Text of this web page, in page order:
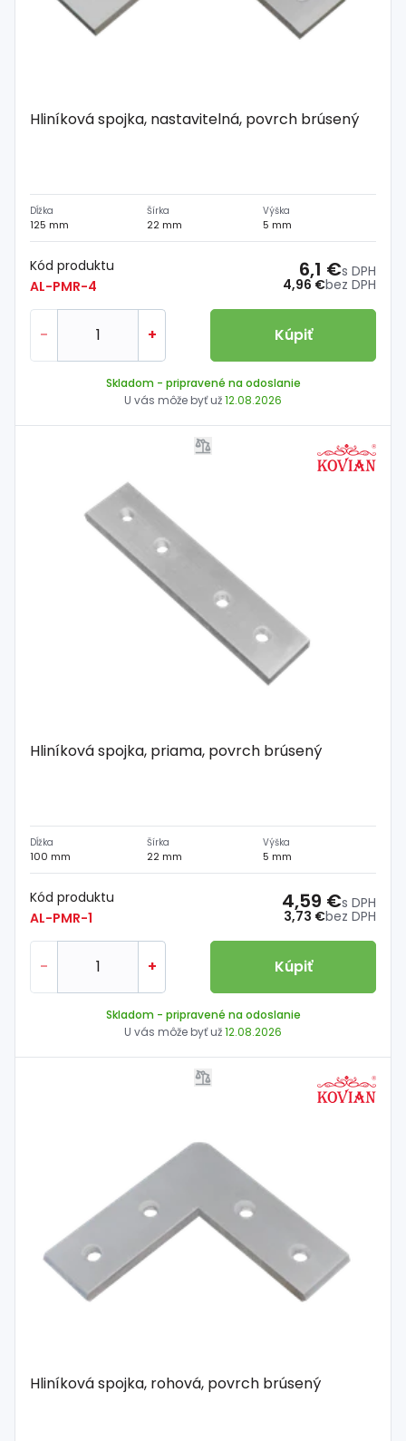
Hliníková spojka, nastavitelná, povrch brúsený
Dĺžka
125 mm
Šírka
22 mm
Výška
5 mm
Kód produktu
AL-PMR-4
4,96 €bez DPH
6,1 €s DPH
- + Kúpiť
Skladom - pripravené na odoslanie
U vás môže byť už12.08.2026
Hliníková spojka, priama, povrch brúsený
Dĺžka
100 mm
Šírka
22 mm
Výška
5 mm
Kód produktu
AL-PMR-1
3,73 €bez DPH
4,59 €s DPH
- + Kúpiť
Skladom - pripravené na odoslanie
U vás môže byť už12.08.2026
Hliníková spojka, rohová, povrch brúsený